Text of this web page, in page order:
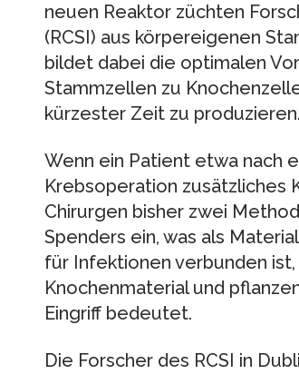
neuen Reaktor züchten
(RCSI) aus körpereigenen
bildet dabei die optimalen
Stammzellen zu
kürzester Zeit zu
Wenn ein Patient etwa nach
Krebsoperation zusätzliches
Chirurgen bisher zwei
Spenders ein, was als
für Infektionen verbunden
Knochenmaterial und
Eingriff bedeutet.
Die Forscher des RCSI in